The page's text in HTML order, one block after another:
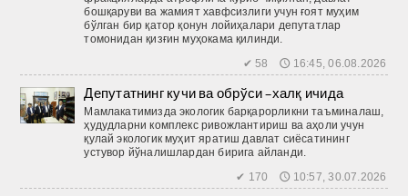
бошқаруви ва жамият хавфсизлиги учун ғоят муҳим
бўлган бир қатор қонун лойиҳалари депутатлар
томонидан қизғин муҳокама қилинди.
✔ 58 🕔 16:45, 06.08.2026
Депутатнинг кучи ва обрўси –халқ ичида
Мамлакатимизда экологик барқарорликни таъминалаш,
ҳудудларни комплекс ривожлантириш ва аҳоли учун
қулай экологик муҳит яратиш давлат сиёсатининг
устувор йўналишлардан бирига айланди.
✔ 170 🕔 10:57, 30.07.2026